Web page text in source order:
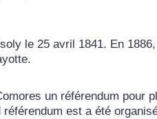
le 25 avril 1841. En
un référendum
est a été